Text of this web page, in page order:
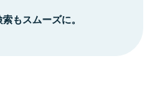
もスムーズに。